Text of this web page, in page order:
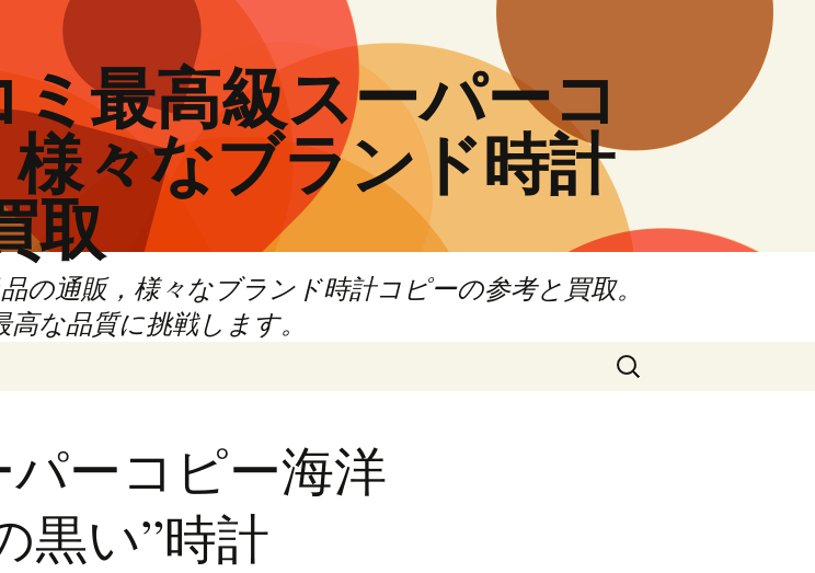
最高級スーパーコ
々なブランド時計
取
の通販，様々なブランド時計コピーの参考と買取。
な品質に挑戦します。
検
ーコピー海洋
黒い”時計